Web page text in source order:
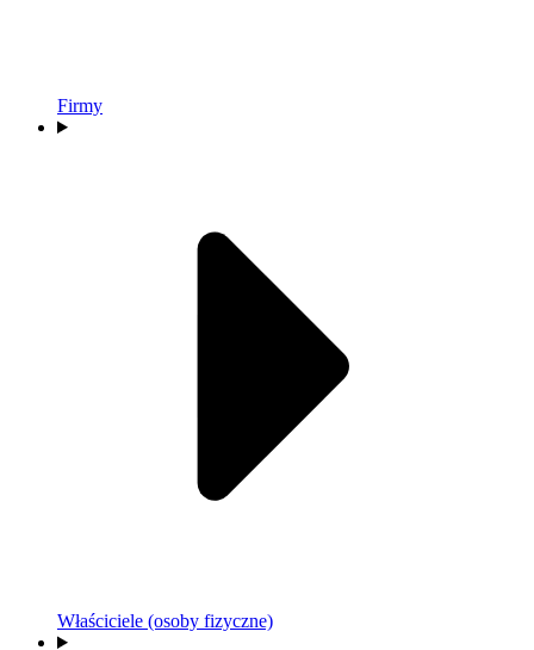
Firmy
Właściciele (osoby fizyczne)